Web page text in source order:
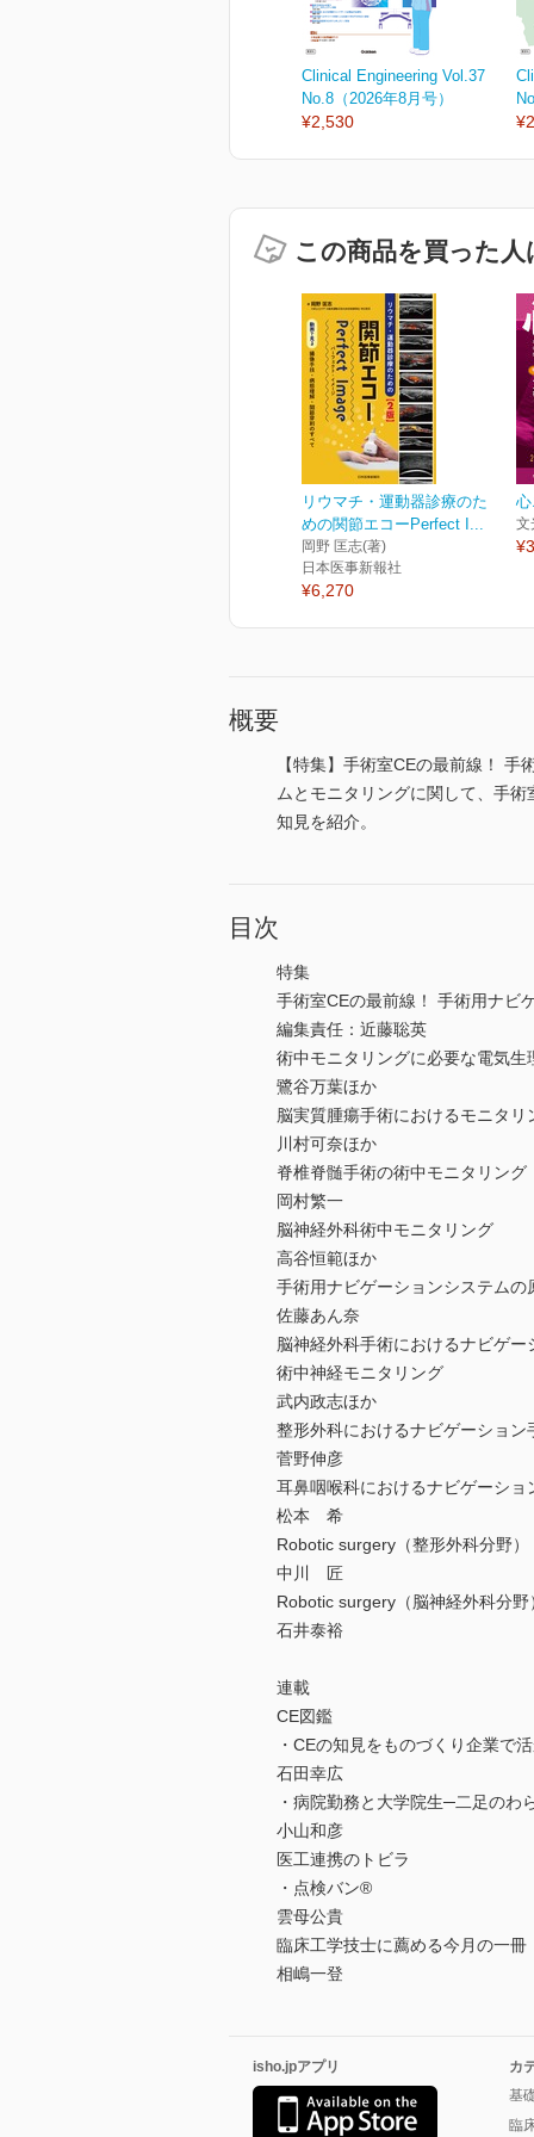
Clinical Engineering Vol.37
No.8（2026年8月号）
¥2,530
この商品を買った
リウマチ・運動器診療のた
めの関節エコーPerfect I...
岡野 匡志(著)
日本医事新報社
¥6,270
文
概要
【特集】手術室CEの最前線！
ムとモニタリングに関して、手
知見を紹介。
目次
特集
手術室CEの最前線！ 手術用ナビ
編集責任：近藤聡英
術中モニタリングに必要な電気生
鷺谷万葉ほか
脳実質腫瘍手術におけるモニタリ
川村可奈ほか
脊椎脊髄手術の術中モニタリング
岡村繁一
脳神経外科術中モニタリング
高谷恒範ほか
手術用ナビゲーションシステムの
佐藤あん奈
脳神経外科手術におけるナビゲー
術中神経モニタリング
武内政志ほか
整形外科におけるナビゲーション
菅野伸彦
耳鼻咽喉科におけるナビゲーショ
松本 希
Robotic surgery（整形外科分野）
中川 匠
Robotic surgery（脳神経外科分野
石井泰裕
連載
CE図鑑
・CEの知見をものづくり企業で
石田幸広
・病院勤務と大学院生─二足のわ
小山和彦
医工連携のトビラ
・点検バン®
雲母公貴
臨床工学技士に薦める今月の一冊
相嶋一登
isho.jpアプリ
カ
基
臨